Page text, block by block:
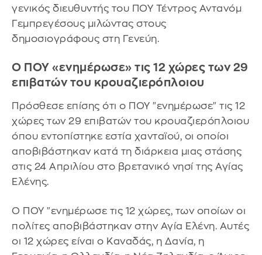
γενικός διευθυντής του ΠΟΥ Τέντρος Αντανόμ
Γεμπρεγέσους μιλώντας στους
δημοσιογράφους στη Γενεύη.
Ο ΠΟΥ «ενημέρωσε» τις 12 χώρες των 29
επιβατών του κρουαζιερόπλοιου
Πρόσθεσε επίσης ότι ο ΠΟΥ "ενημέρωσε" τις 12
χώρες των 29 επιβατών του κρουαζιερόπλοιου
όπου εντοπίστηκε εστία χανταϊού, οι οποίοι
αποβιβάστηκαν κατά τη διάρκεια μιας στάσης
στις 24 Απριλίου στο βρετανικό νησί της Αγίας
Ελένης.
Ο ΠΟΥ "ενημέρωσε τις 12 χώρες, των οποίων οι
πολίτες αποβιβάστηκαν στην Αγία Ελένη. Αυτές
οι 12 χώρες είναι ο Καναδάς, η Δανία, η